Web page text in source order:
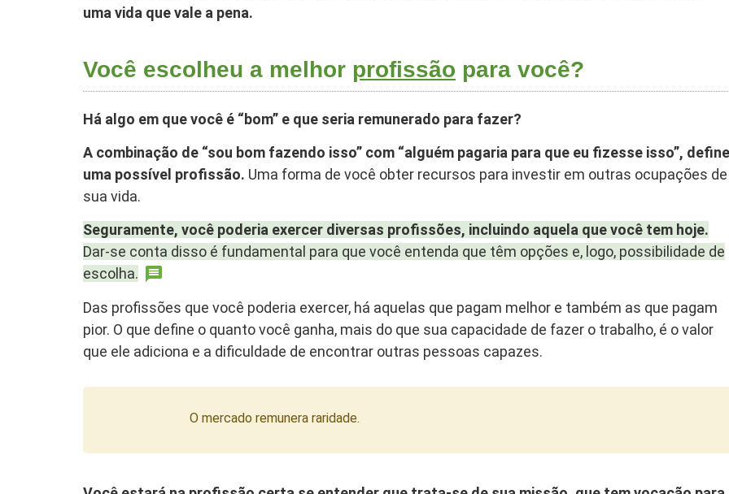
uma vida que vale a pena.
Você escolheu a melhor profissão para você?
Há algo em que você é “bom” e que seria remunerado para fazer?
A combinação de “sou bom fazendo isso” com “alguém pagaria para que eu fizesse isso”, define
uma possível profissão. Uma forma de você obter recursos para investir em outras ocupações de
sua vida.
Seguramente, você poderia exercer diversas profissões, incluindo aquela que você tem hoje.
Dar-se conta disso é fundamental para que você entenda que têm opções e, logo, possibilidade de
escolha.
Das profissões que você poderia exercer, há aquelas que pagam melhor e também as que pagam
pior. O que define o quanto você ganha, mais do que sua capacidade de fazer o trabalho, é o valor
que ele adiciona e a dificuldade de encontrar outras pessoas capazes.
O mercado remunera raridade.